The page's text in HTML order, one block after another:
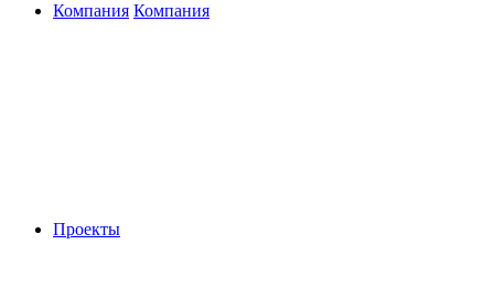
Компания Компания
Проекты